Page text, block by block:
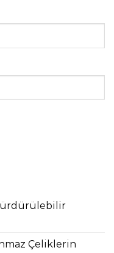
Çeliklerin